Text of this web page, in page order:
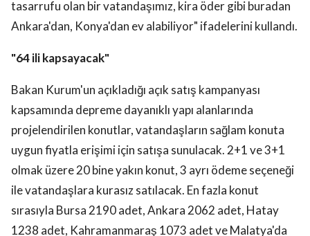
tasarrufu olan bir vatandaşımız, kira öder gibi buradan
Ankara'dan, Konya'dan ev alabiliyor" ifadelerini kullandı.
"64 ili kapsayacak"
Bakan Kurum'un açıkladığı açık satış kampanyası
kapsamında depreme dayanıklı yapı alanlarında
projelendirilen konutlar, vatandaşların sağlam konuta
uygun fiyatla erişimi için satışa sunulacak. 2+1 ve 3+1
olmak üzere 20 bine yakın konut, 3 ayrı ödeme seçeneği
ile vatandaşlara kurasız satılacak. En fazla konut
sırasıyla Bursa 2190 adet, Ankara 2062 adet, Hatay
1238 adet, Kahramanmaraş 1073 adet ve Malatya'da